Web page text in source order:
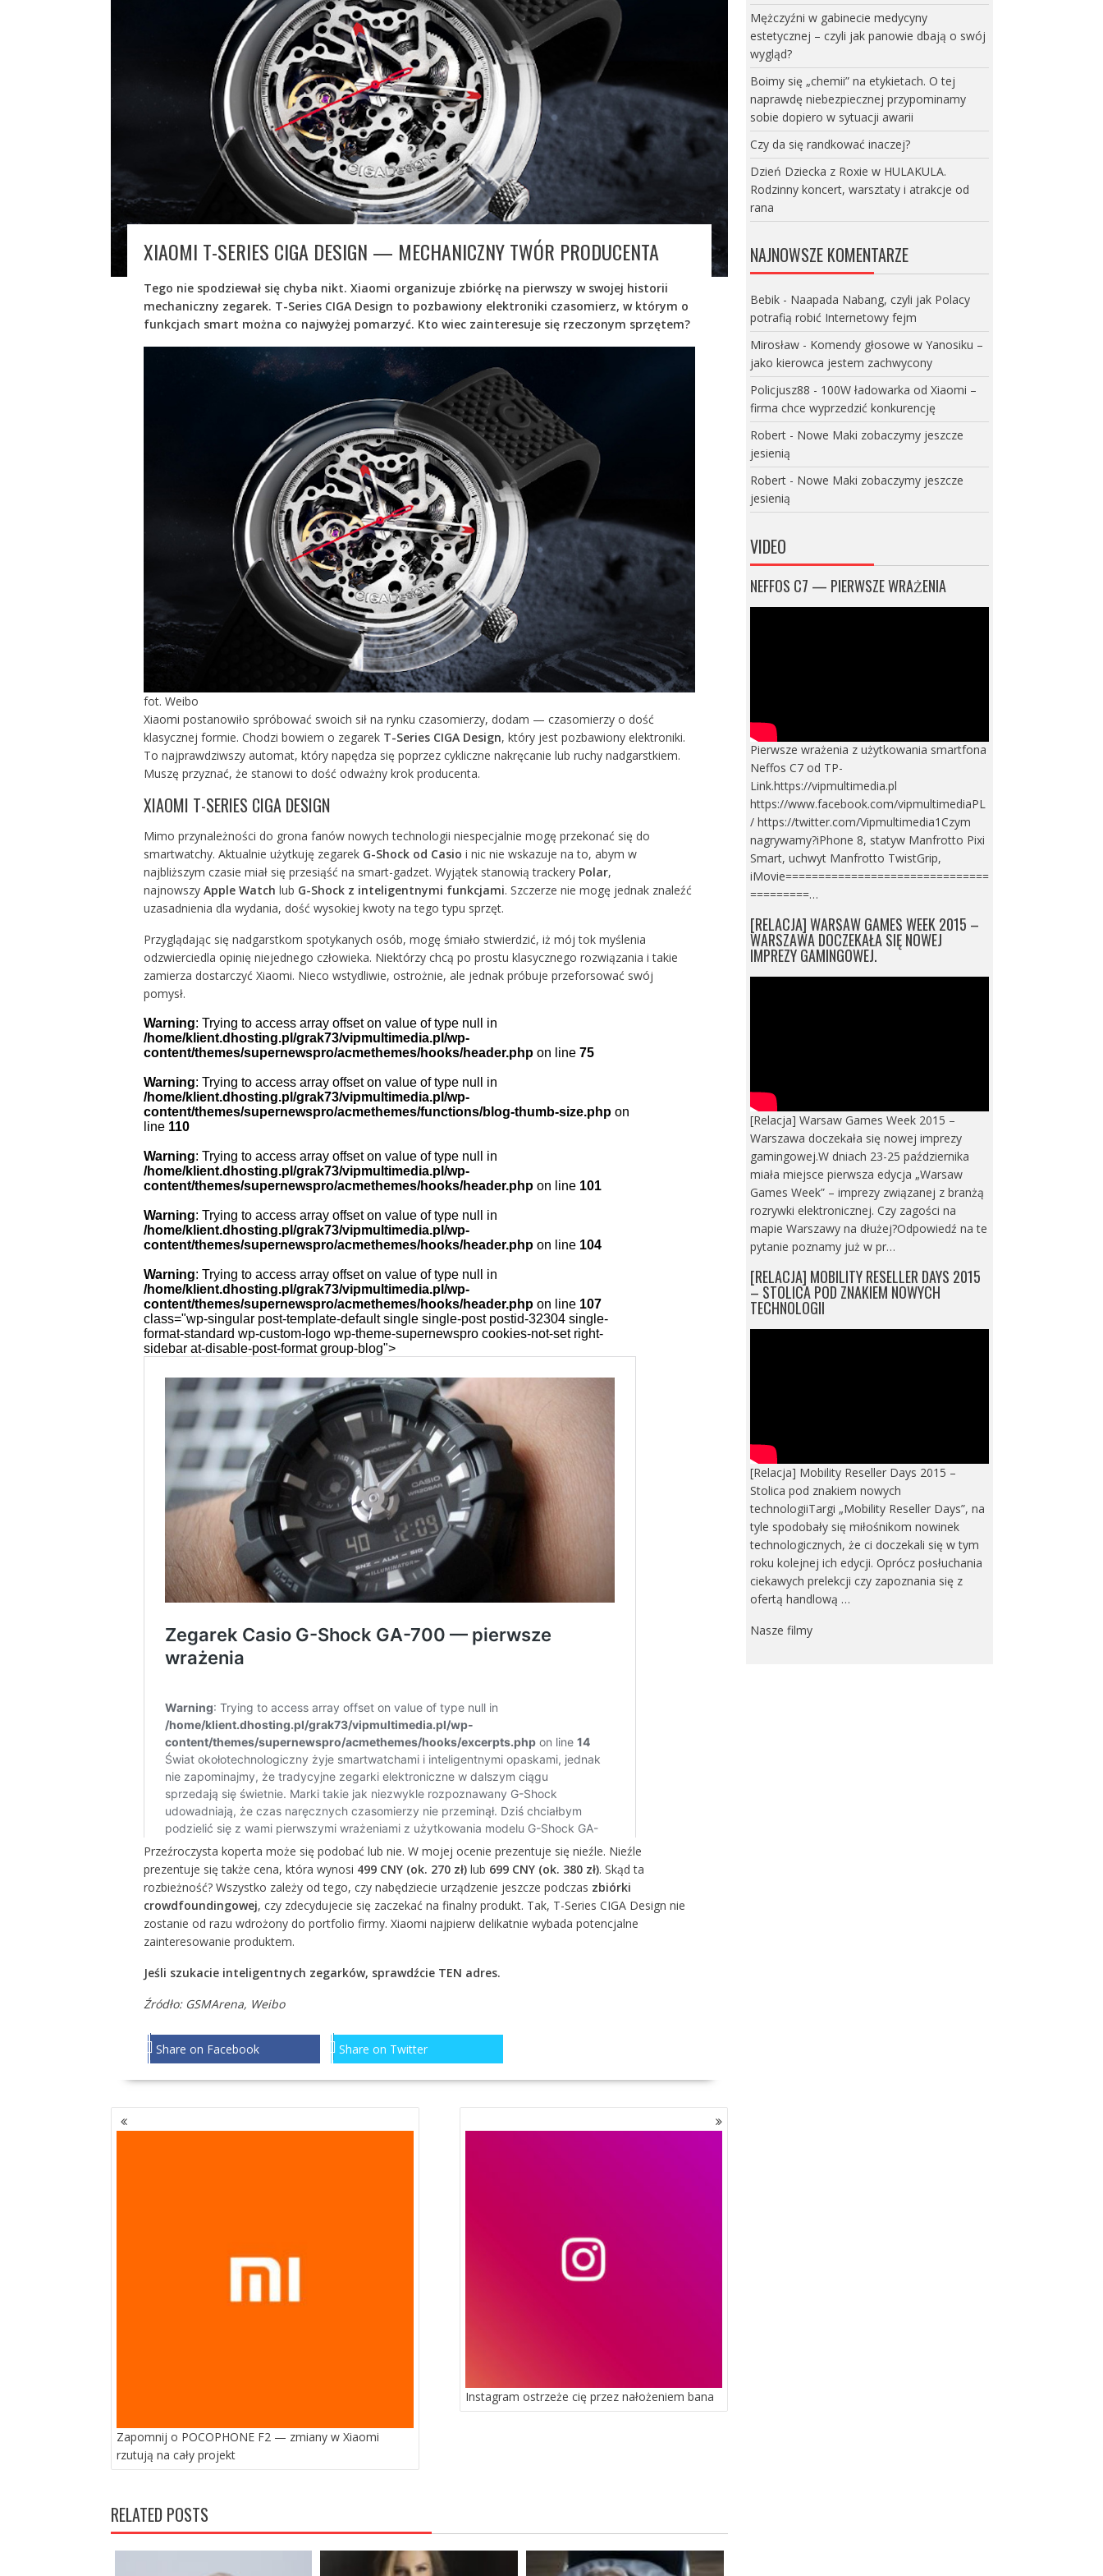
XIAOMI T-SERIES CIGA DESIGN — MECHANICZNY TWÓR PRODUCENTA
Tego nie spodziewał się chyba nikt. Xiaomi organizuje zbiórkę na pierwszy w swojej historii
mechaniczny zegarek. T-Series CIGA Design to pozbawiony elektroniki czasomierz, w którym o
funkcjach smart można co najwyżej pomarzyć. Kto wiec zainteresuje się rzeczonym sprzętem?
fot. Weibo
Xiaomi postanowiło spróbować swoich sił na rynku czasomierzy, dodam — czasomierzy o dość
klasycznej formie. Chodzi bowiem o zegarek T-Series CIGA Design, który jest pozbawiony elektroniki.
To najprawdziwszy automat, który napędza się poprzez cykliczne nakręcanie lub ruchy nadgarstkiem.
Muszę przyznać, że stanowi to dość odważny krok producenta.
XIAOMI T-SERIES CIGA DESIGN
Mimo przynależności do grona fanów nowych technologii niespecjalnie mogę przekonać się do
smartwatchy. Aktualnie użytkuję zegarek G-Shock od Casio i nic nie wskazuje na to, abym w
najbliższym czasie miał się przesiąść na smart-gadzet. Wyjątek stanowią trackery Polar,
najnowszy Apple Watch lub G-Shock z inteligentnymi funkcjami. Szczerze nie mogę jednak znaleźć
uzasadnienia dla wydania, dość wysokiej kwoty na tego typu sprzęt.
Przyglądając się nadgarstkom spotykanych osób, mogę śmiało stwierdzić, iż mój tok myślenia
odzwierciedla opinię niejednego człowieka. Niektórzy chcą po prostu klasycznego rozwiązania i takie
zamierza dostarczyć Xiaomi. Nieco wstydliwie, ostrożnie, ale jednak próbuje przeforsować swój
pomysł.
Przeźroczysta koperta może się podobać lub nie. W mojej ocenie prezentuje się nieźle. Nieźle
prezentuje się także cena, która wynosi 499 CNY (ok. 270 zł)lub 699 CNY (ok. 380 zł). Skąd ta
rozbieżność? Wszystko zależy od tego, czy nabędziecie urządzenie jeszcze podczas zbiórki
crowdfoundingowej, czy zdecydujecie się zaczekać na finalny produkt. Tak, T-Series CIGA Design nie
zostanie od razu wdrożony do portfolio firmy. Xiaomi najpierw delikatnie wybada potencjalne
zainteresowanie produktem.
Jeśli szukacie inteligentnych zegarków, sprawdźcie TEN adres.
Źródło: GSMArena, Weibo
Share on Facebook Share on Twitter
NAWIGACJA
PO
Zapomnij o POCOPHONE F2 — zmiany w Xiaomi
rzutują na cały projekt
Instagram ostrzeże cię przez nałożeniem bana
RELATED POSTS
Mężczyźni w gabinecie medycyny
estetycznej – czyli jak panowie dbają o swój
wygląd?
Boimy się „chemii” na etykietach. O tej
naprawdę niebezpiecznej przypominamy
sobie dopiero w sytuacji awarii
Czy da się randkować inaczej?
Dzień Dziecka z Roxie w HULAKULA.
Rodzinny koncert, warsztaty i atrakcje od
rana
NAJNOWSZE KOMENTARZE
Bebik- Naapada Nabang, czyli jak Polacy
potrafią robić Internetowy fejm
Mirosław- Komendy głosowe w Yanosiku –
jako kierowca jestem zachwycony
Policjusz88 - 100W ładowarka od Xiaomi –
firma chce wyprzedzić konkurencję
Robert- Nowe Maki zobaczymy jeszcze
jesienią
Robert- Nowe Maki zobaczymy jeszcze
jesienią
VIDEO
NEFFOS C7 — PIERWSZE WRAŻENIA
Pierwsze wrażenia z użytkowania smartfona
Neffos C7 od TP-
Link.https://vipmultimedia.pl
https://www.facebook.com/vipmultimediaPL
/ https://twitter.com/Vipmultimedia1Czym
nagrywamy?iPhone 8, statyw Manfrotto Pixi
Smart, uchwyt Manfrotto TwistGrip,
iMovie===============================
=========…
[RELACJA] WARSAW GAMES WEEK 2015 –
WARSZAWA DOCZEKAŁA SIĘ NOWEJ
IMPREZY GAMINGOWEJ.
[Relacja] Warsaw Games Week 2015 –
Warszawa doczekała się nowej imprezy
gamingowej.W dniach 23-25 października
miała miejsce pierwsza edycja „Warsaw
Games Week” – imprezy związanej z branżą
rozrywki elektronicznej. Czy zagości na
mapie Warszawy na dłużej?Odpowiedź na te
pytanie poznamy już w pr…
[RELACJA] MOBILITY RESELLER DAYS 2015
– STOLICA POD ZNAKIEM NOWYCH
TECHNOLOGII
[Relacja] Mobility Reseller Days 2015 –
Stolica pod znakiem nowych
technologiiTargi „Mobility Reseller Days”, na
tyle spodobały się miłośnikom nowinek
technologicznych, że ci doczekali się w tym
roku kolejnej ich edycji. Oprócz posłuchania
ciekawych prelekcji czy zapoznania się z
ofertą handlową …
Nasze filmy